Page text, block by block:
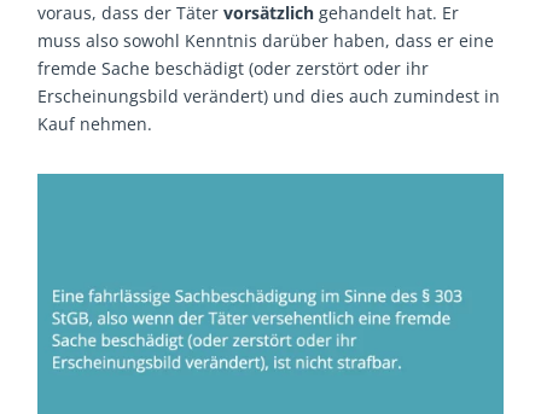
voraus, dass der Tätervorsätzlich gehandelt hat. Er
muss also sowohl Kenntnis darüber haben, dass er eine
fremde Sache beschädigt (oder zerstört oder ihr
Erscheinungsbild verändert) und dies auch zumindest in
Kauf nehmen.